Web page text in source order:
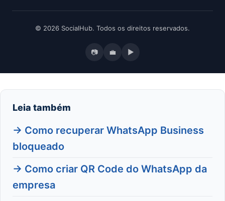
© 2026 SocialHub. Todos os direitos reservados.
📷 💼 ▶
Leia também
→ Como recuperar WhatsApp Business
bloqueado
→ Como criar QR Code do WhatsApp da
empresa